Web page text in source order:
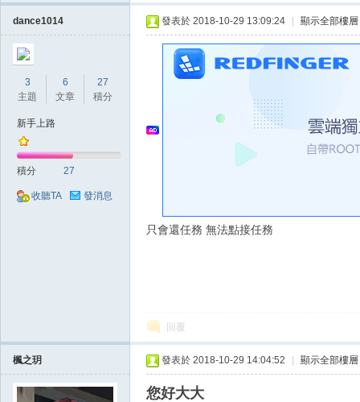
dance1014
3
主題
6
文章
27
積分
新手上路
積分 27
收聽TA 發消息
發表於 2018-10-29 13:09:24 顯示全部樓層
只會還任務 無法點接任務
回覆
楓之玥 發表於 2018-10-29 14:04:52 顯示全部樓層
您好大大